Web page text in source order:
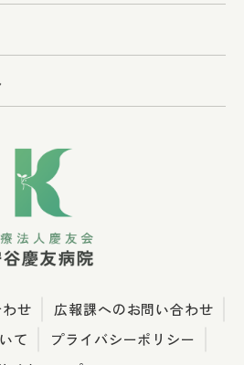
せ
広報課へのお問い合わせ
て
プライバシーポリシー